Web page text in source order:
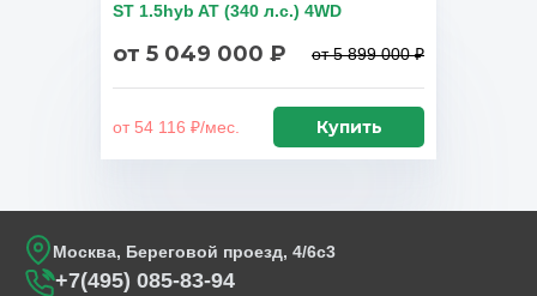
ST 1.5hyb AT (340 л.с.) 4WD
от 5 049 000 ₽ от 5 899 000 ₽
от 54 116 ₽/мес. Купить
Москва, Береговой проезд, 4/6с3
+7(495) 085-83-94